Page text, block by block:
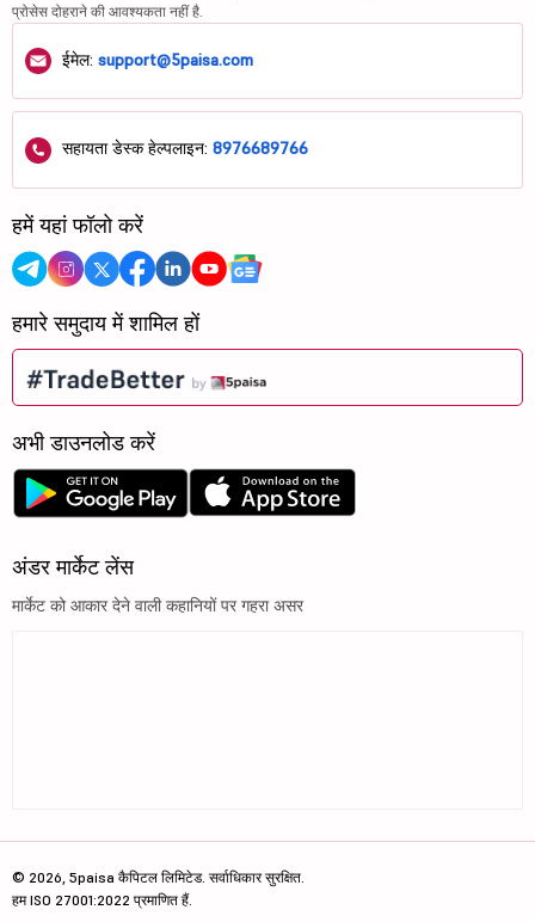
प्रोसेस दोहराने की आवश्यकता नहीं है.
ईमेल: support@5paisa.com
सहायता डेस्क हेल्पलाइन: 8976689766
हमें यहां फॉलो करें
हमारे समुदाय में शामिल हों
अभी डाउनलोड करें
अंडर मार्केट लेंस
मार्केट को आकार देने वाली कहानियों पर गहरा असर
© 2026, 5paisa कैपिटल लिमिटेड. सर्वाधिकार सुरक्षित.
हम ISO 27001:2022 प्रमाणित हैं.